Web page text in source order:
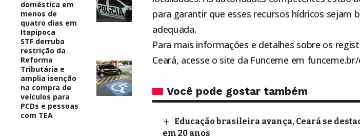
doméstica em
menos de
quatro dias em
Itapipoca
STF derruba
restrição da
Reforma
Tributária e
amplia isenção
na compra de
veículos para
PCDs e pessoas
com TEA
para garantir que esses recursos hídricos
adequada.
Para mais informações e detalhes sobre os
Ceará, acesse o site da Funceme em
Você pode gostar também
Educação brasileira avança, Ceará se
em 20 anos